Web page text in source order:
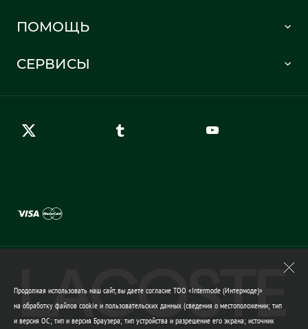
Информация о доставке
Правила возврата
ПОМОЩЬ
Карта сайта
СЕРВИСЫ
Продолжая использовать наш сайт, вы даете согласие ТОО «Intermode (Интермоде)»
на обработку файлов cookie и пользовательских данных (сведения о местоположении; тип
и версия ОС; тип и версия Браузера; тип устройства и разрешение его экрана; источник